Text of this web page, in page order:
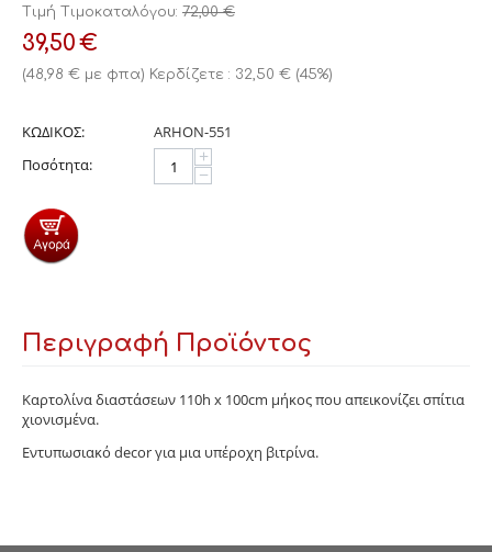
Τιμή Τιμοκαταλόγου: 72,00 €
39,50€
(48,98 € με φπα) Κερδίζετε : 32,50 € (45%)
ΚΩΔΙΚΟΣ:
ARHON-551
Ποσότητα:
+
−
Περιγραφή Προϊόντος
Καρτολίνα διαστάσεων 110h x 100cm μήκος που απεικονίζει σπίτια
χιονισμένα.
Εντυπωσιακό decor για μια υπέροχη βιτρίνα.